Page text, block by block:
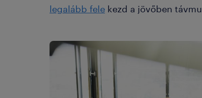
legalább fele kezd a jövőben